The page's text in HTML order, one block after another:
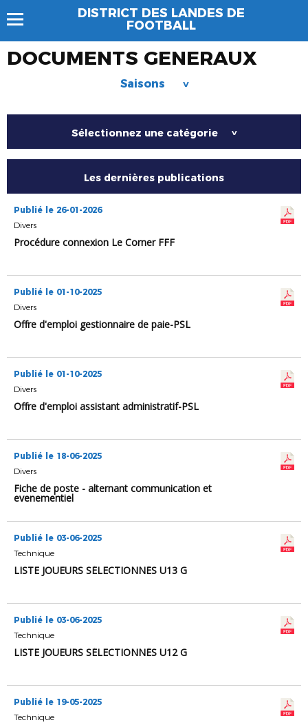
DISTRICT DES LANDES DE
FOOTBALL
DOCUMENTS GENERAUX
Saisons >
Sélectionnez une catégorie >
Les dernières publications
Publié le 26-01-2026
Divers
Procédure connexion Le Corner FFF
Publié le 01-10-2025
Divers
Offre d'emploi gestionnaire de paie-PSL
Publié le 01-10-2025
Divers
Offre d'emploi assistant administratif-PSL
Publié le 18-06-2025
Divers
Fiche de poste - alternant communication et
evenementiel
Publié le 03-06-2025
Technique
LISTE JOUEURS SÉLECTIONNÉS U13 G
Publié le 03-06-2025
Technique
LISTE JOUEURS SÉLECTIONNÉS U12 G
Publié le 19-05-2025
Technique